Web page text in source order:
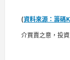
(資料來源：籌碼
介買賣之意，投